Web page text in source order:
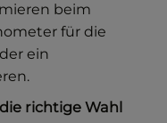
beim
für die
ein
richtige Wahl